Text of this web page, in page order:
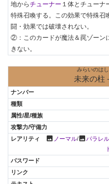
地からチューナー １体とチューナ
特殊召喚する。この効果で特殊召
闘・効果では破壊されない。
②：このカードが魔法＆罠ゾーン
きない。
みらいのは
未来の柱
photo ノーマル/photoパラレ